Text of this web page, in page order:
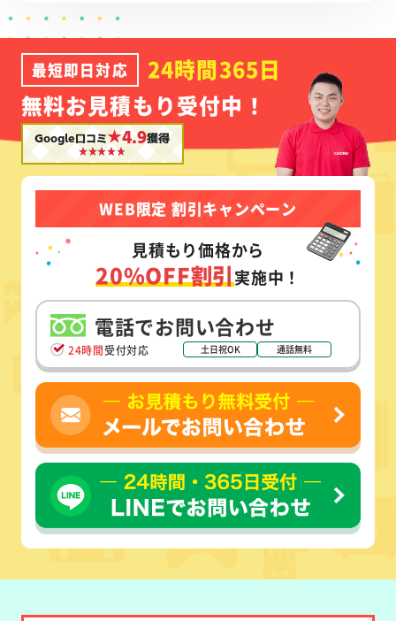
最短即日対応
24時間365日
無料お見積もり受付中！
Google口コミ★4.9獲得
WEB限定 割引キャンペーン
見積もり価格から
20%OFF割引実施中！
電話でお問い合わせ
24時間受付対応 土日祝OK 通話無料